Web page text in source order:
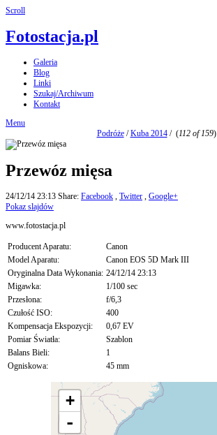
Scroll
Fotostacja.pl
Galeria
Blog
Linki
Szukaj/Archiwum
Kontakt
Menu
Podróże/Kuba 2014/ (112 of 159)
Przewóz mięsa
24/12/14 23:13 Share: Facebook , Twitter , Google+
Pokaz slajdów
www.fotostacja.pl
Producent Aparatu:
Canon
Model Aparatu:
Canon EOS 5D Mark III
Oryginalna Data Wykonania: 24/12/14 23:13
Migawka:
1/100 sec
Przesłona:
f/6,3
Czułość ISO:
400
Kompensacja Ekspozycji:
0,67 EV
Pomiar Światła:
Szablon
Balans Bieli:
1
Ogniskowa:
45 mm
+
-